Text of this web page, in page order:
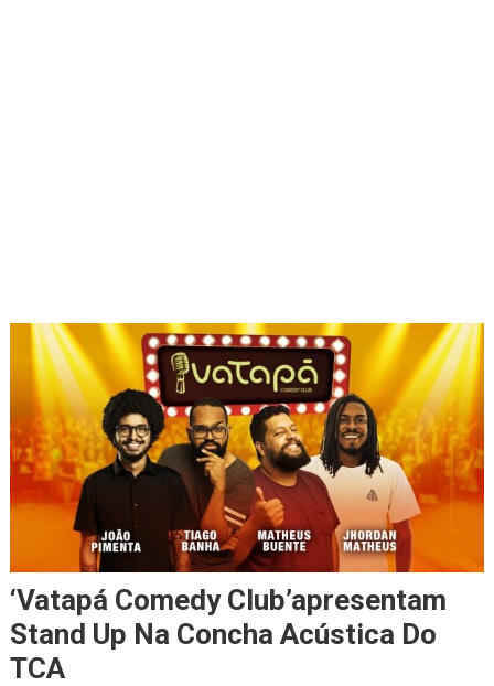
‘Vatapá Comedy Club’apresentam
Stand Up Na Concha Acústica Do
TCA